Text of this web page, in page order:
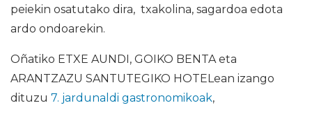
peiekin osatutako dira, txakolina, sagardoa edota
ardo ondoarekin.
Oñatiko ETXE AUNDI, GOIKO BENTA eta
ARANTZAZU SANTUTEGIKO HOTELean izango
dituzu 7. jardunaldi gastronomikoak,